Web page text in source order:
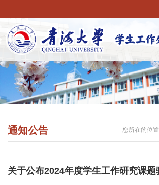
您所在的位置
通知公告
关于公布2024年度学生工作研究课题